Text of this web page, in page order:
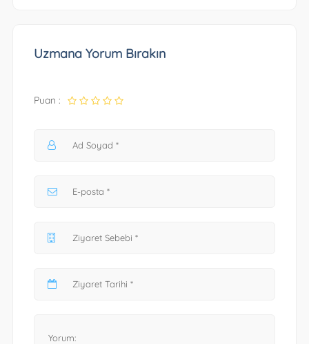
Uzmana Yorum Bırakın
Puan :